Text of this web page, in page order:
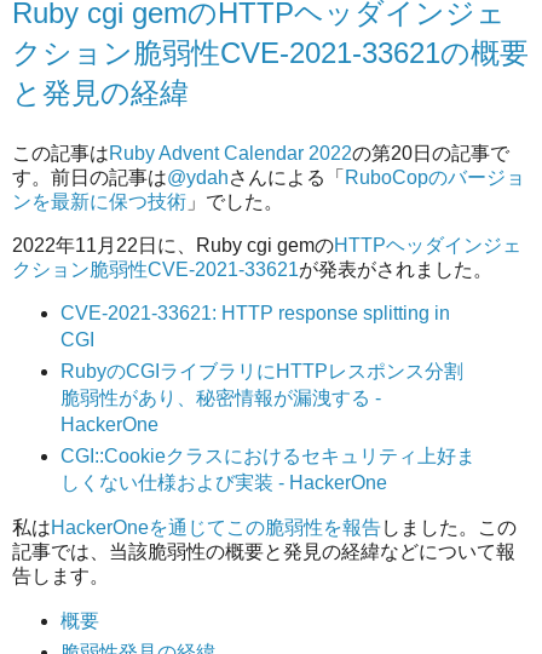
Ruby cgi gemのHTTPヘッダインジェ
クション脆弱性CVE-2021-33621の概要
と発見の経緯
この記事はRuby Advent Calendar 2022の第20日の記事で
す。前日の記事は@ydahさんによる「 RuboCopのバージョ
ンを最新に保つ技術 」でした。
2022年11月22日に、Ruby cgi gemのHTTPヘッダインジェ
クション脆弱性CVE-2021-33621が発表がされました。
CVE-2021-33621: HTTP response splitting in
CGI
RubyのCGIライブラリにHTTPレスポンス分割
脆弱性があり、秘密情報が漏洩する -
HackerOne
CGI::Cookieクラスにおけるセキュリティ上好ま
しくない仕様および実装 - HackerOne
私はHackerOneを通じてこの脆弱性を報告しました。この
記事では、当該脆弱性の概要と発見の経緯などについて報
告します。
概要